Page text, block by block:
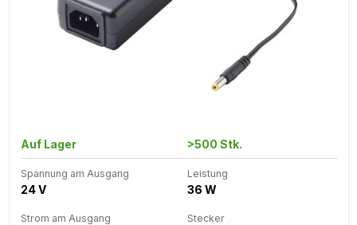
Auf Lager >500 Stk.
Spannung am Ausgang
24 V
Leistung
36 W
Strom am Ausgang Stecker